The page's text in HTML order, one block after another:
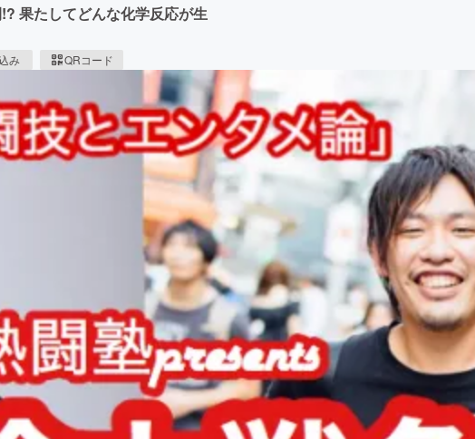
果たしてどんな化学反応が生
み QRコード